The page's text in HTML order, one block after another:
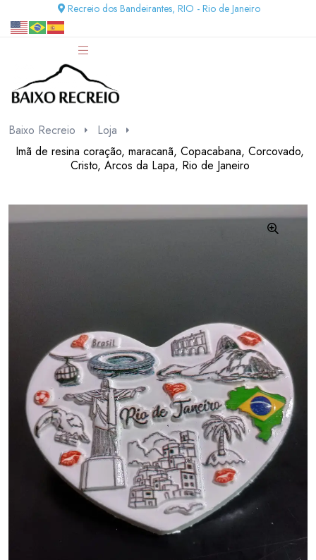
Recreio dos Bandeirantes, RIO - Rio de Janeiro
Baixo Recreio
Loja
Imã de resina coração, maracanã, Copacabana, Corcovado,
Cristo, Arcos da Lapa, Rio de Janeiro